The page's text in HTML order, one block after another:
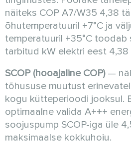
näiteks COP A7/W35 4,38
õhutemperatuuril +7°C ja
temperatuuril +35°C toodab
tarbitud kW elektri eest
SCOP (hooajaline COP)—
tõhususe muutust
kogu kütteperioodi jooksul.
optimaalne valida A+++
soojuspump SCOP-iga üle
maksimaalse kokkuhoiu.